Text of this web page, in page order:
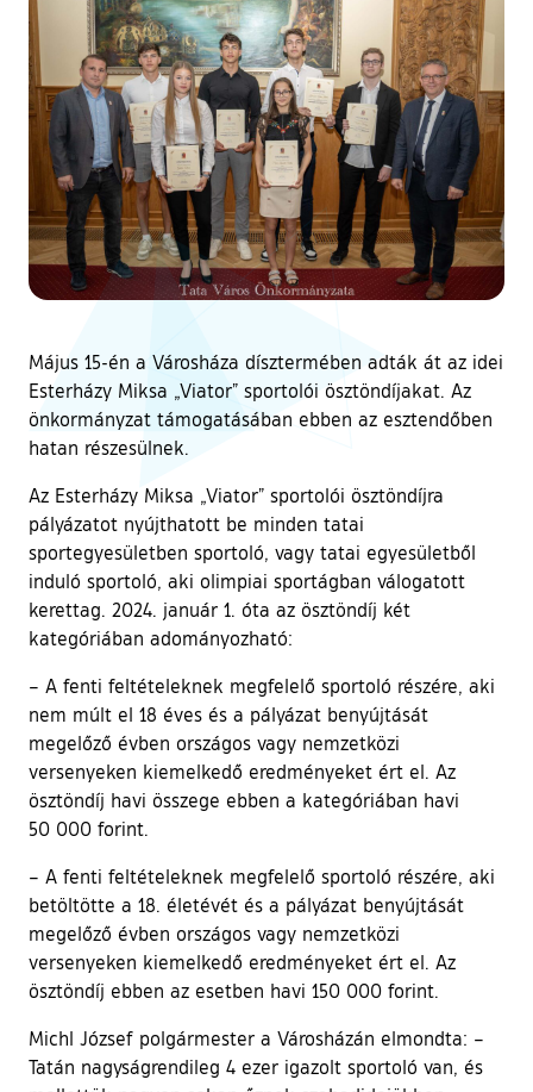
Május 15-én a Városháza dísztermében adták át az idei
Esterházy Miksa „Viator” sportolói ösztöndíjakat. Az
önkormányzat támogatásában ebben az esztendőben
hatan részesülnek.
Az Esterházy Miksa „Viator” sportolói ösztöndíjra
pályázatot nyújthatott be minden tatai
sportegyesületben sportoló, vagy tatai egyesületből
induló sportoló, aki olimpiai sportágban válogatott
kerettag. 2024. január 1. óta az ösztöndíj két
kategóriában adományozható:
– A fenti feltételeknek megfelelő sportoló részére, aki
nem múlt el 18 éves és a pályázat benyújtását
megelőző évben országos vagy nemzetközi
versenyeken kiemelkedő eredményeket ért el. Az
ösztöndíj havi összege ebben a kategóriában havi
50 000 forint.
– A fenti feltételeknek megfelelő sportoló részére, aki
betöltötte a 18. életévét és a pályázat benyújtását
megelőző évben országos vagy nemzetközi
versenyeken kiemelkedő eredményeket ért el. Az
ösztöndíj ebben az esetben havi 150 000 forint.
Michl József polgármester a Városházán elmondta: –
Tatán nagyságrendileg 4 ezer igazolt sportoló van, és